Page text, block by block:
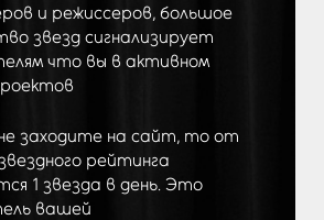
и режиссеров, большое
звезд сигнализирует
что вы в активном
заходите на сайт, то от
рейтинга
1 звезда в день. Это
вашей